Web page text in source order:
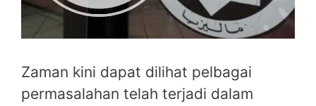
Zaman kini dapat dilihat pelbagai
permasalahan telah terjadi dalam